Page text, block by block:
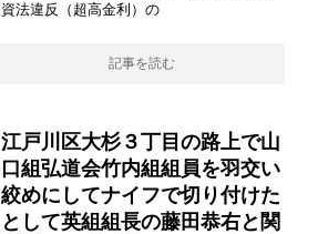
資法違反（超高金利）の
記事を読む
江戸川区大杉３丁目の路上で山
口組弘道会竹内組組員を羽交い
絞めにしてナイフで切り付けた
として英組組長の藤田恭右と関